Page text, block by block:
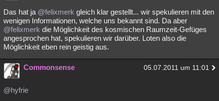
Das hat ja @felixmerk gleich klar gestellt... wir spekulieren mit den
wenigen Informationen, welche uns bekannt sind. Da aber
@felixmerk die Möglichkeit des kosmischen Raumzeit-Gefüges
angesprochen hat, spekulieren wir darüber. Loten also die
Möglichkeit eben rein geistig aus.
Commonsense 05.07.2011 um 11:01
@hyfrie